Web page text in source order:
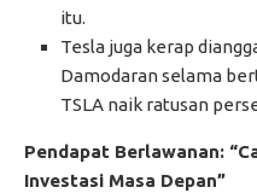
itu.
Tesla juga kerap
Damodaran selama
TSLA naik ratusan
Pendapat Berlawanan:
Investasi Masa Depan”